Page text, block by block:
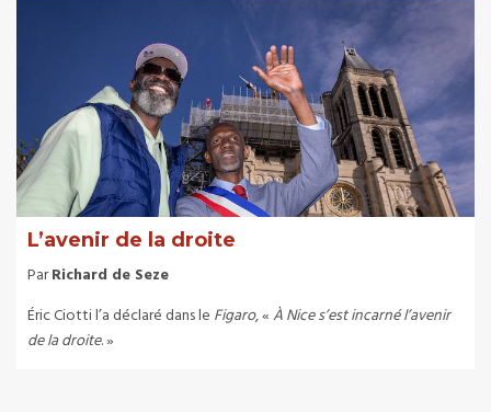
L’avenir de la droite
ParRichard de Seze
Éric Ciotti l’a déclaré dans le Figaro, «À Nice s’est incarné l’avenir
de la droite. »